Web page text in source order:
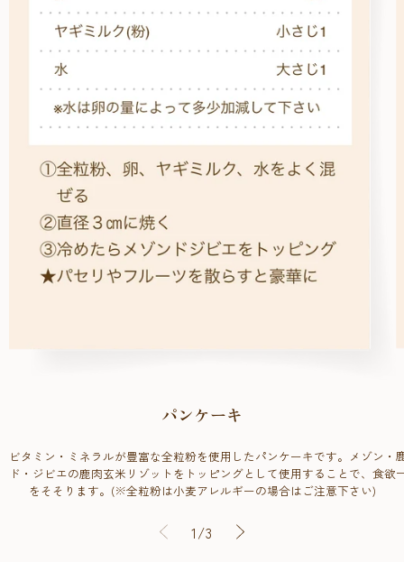
パンケーキ
ビタミン・ミネラルが豊富な全粒粉を使用したパンケーキです。メゾン・
ド・ジビエの鹿肉玄米リゾットをトッピングとして使用することで、食欲
をそそります。(※全粒粉は小麦アレルギーの場合はご注意下さい)
1/の
3